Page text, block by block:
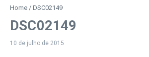
Home / DSC02149
DSC02149
10 de julho de 2015